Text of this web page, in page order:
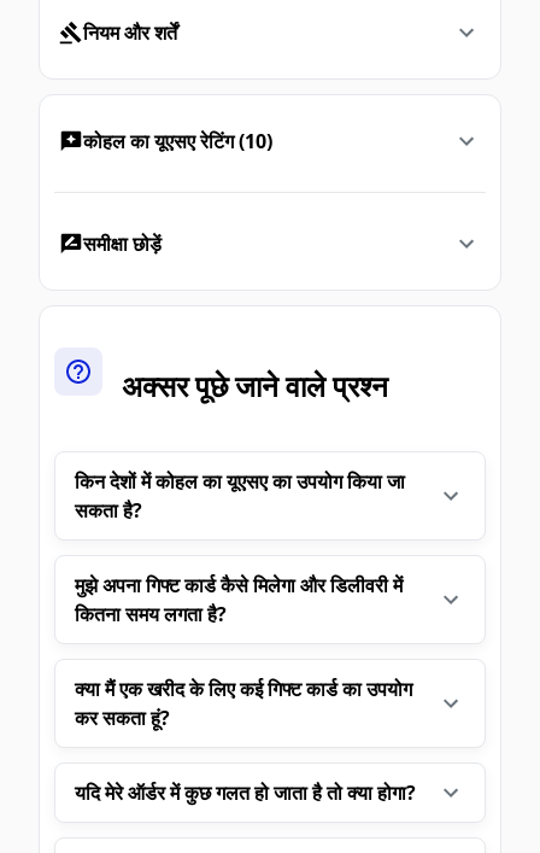
नियम और शर्तें
कोहल का यूएसए रेटिंग (10)
समीक्षा छोड़ें
अक्सर पूछे जाने वाले प्रश्न
किन देशों में कोहल का यूएसए का उपयोग किया जा
सकता है?
मुझे अपना गिफ्ट कार्ड कैसे मिलेगा और डिलीवरी में
कितना समय लगता है?
क्या मैं एक खरीद के लिए कई गिफ्ट कार्ड का उपयोग
कर सकता हूं?
यदि मेरे ऑर्डर में कुछ गलत हो जाता है तो क्या होगा?